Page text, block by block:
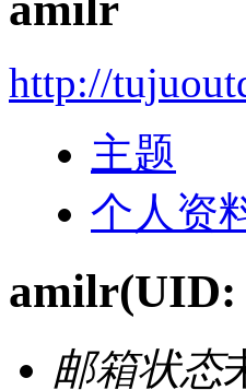
http://
主题
个人资
amilr(UID:
邮箱状态